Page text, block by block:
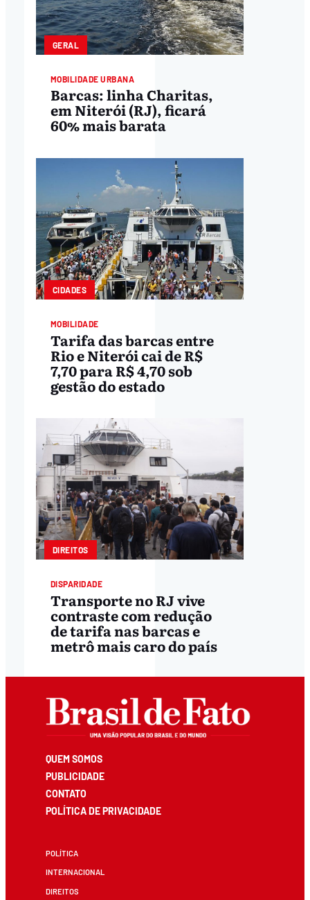
GERAL
MOBILIDADE URBANA
Barcas: linha Charitas,
em Niterói (RJ), ficará
60% mais barata
CIDADES
MOBILIDADE
Tarifa das barcas entre
Rio e Niterói cai de R$
7,70 para R$ 4,70 sob
gestão do estado
DIREITOS
DISPARIDADE
Transporte no RJ vive
contraste com redução
de tarifa nas barcas e
metrô mais caro do país
QUEM SOMOS
PUBLICIDADE
CONTATO
POLÍTICA DE PRIVACIDADE
POLÍTICA
INTERNACIONAL
DIREITOS